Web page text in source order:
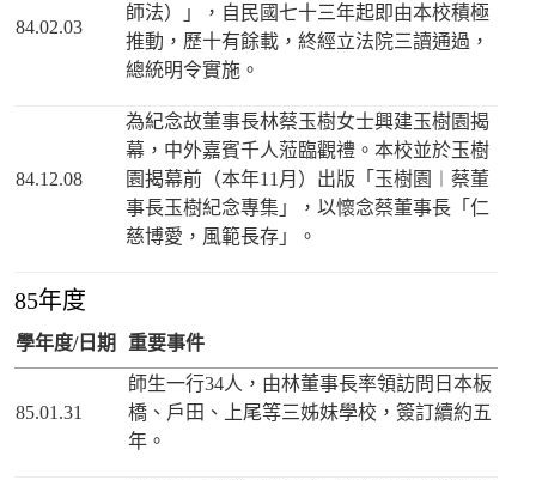
84.02.03
師法）」，自民國七十三年起即由本校積極
推動，歷十有餘載，終經立法院三讀通過，
總統明令實施。
84.12.08
為紀念故董事長林蔡玉樹女士興建玉樹園揭
幕，中外嘉賓千人蒞臨觀禮。本校並於玉樹
園揭幕前（本年11月）出版「玉樹園︱蔡董
事長玉樹紀念專集」，以懷念蔡董事長「仁
慈博愛，風範長存」。
85年度
學年度/日期 重要事件
85.01.31
師生一行34人，由林董事長率領訪問日本板
橋、戶田、上尾等三姊妹學校，簽訂續約五
年。